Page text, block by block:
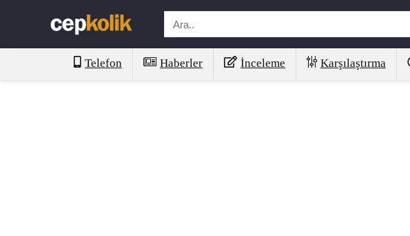
Telefon Haberler İnceleme Karşılaştırma